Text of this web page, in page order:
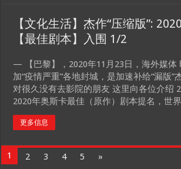
【文化生活】杰作“压缩版”:
【最佳剧本】入围 1/2
— 【巴黎】，2020年11月23日，海外媒体
加“疫情严重”各地封城，是加速补给“漏版”
对很久没有去影院的朋友 这里向各位介绍
2020年奥斯卡最佳（原作）剧本提名，世
更多信息
1 2 3 4 5 »